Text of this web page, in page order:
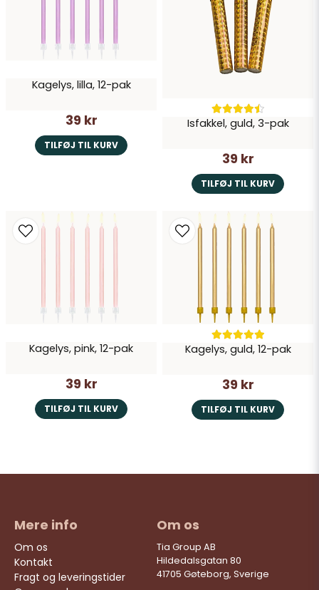
Kagelys, lilla, 12-pak
39 kr
TILFØJ TIL KURV
Isfakkel, guld, 3-pak
39 kr
TILFØJ TIL KURV
Kagelys, pink, 12-pak
39 kr
TILFØJ TIL KURV
Kagelys, guld, 12-pak
39 kr
TILFØJ TIL KURV
Mere info
Om os
Kontakt
Fragt og leveringstider
Om os
Tia Group AB
Hildedalsgatan 80
41705 Gøteborg, Sverige